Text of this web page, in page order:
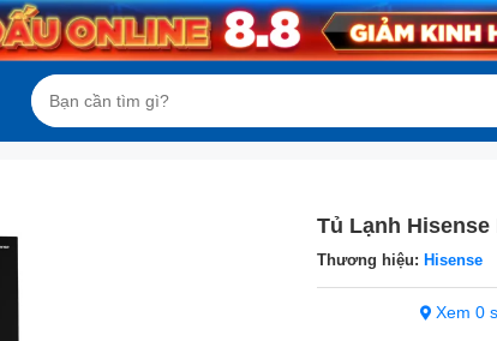
Tủ Lạnh Hisense
Thương hiệu: Hisense
Xem 0